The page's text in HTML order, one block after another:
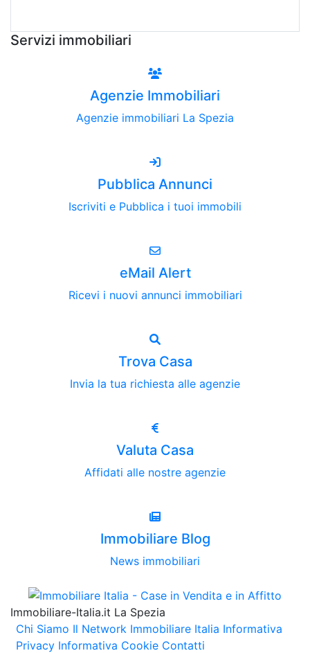
Servizi immobiliari
Agenzie Immobiliari
Agenzie immobiliari La Spezia
Pubblica Annunci
Iscriviti e Pubblica i tuoi immobili
eMail Alert
Ricevi i nuovi annunci immobiliari
Trova Casa
Invia la tua richiesta alle agenzie
Valuta Casa
Affidati alle nostre agenzie
Immobiliare Blog
News immobiliari
Immobiliare-Italia.it La Spezia
Chi Siamo Il Network Immobiliare Italia Informativa
Privacy Informativa Cookie Contatti